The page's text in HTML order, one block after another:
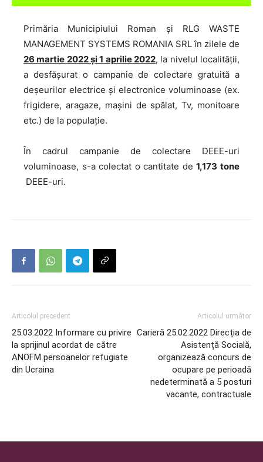
Primăria Municipiului Roman și RLG WASTE
MANAGEMENT SYSTEMS ROMANIA SRL în zilele de
26 martie 2022 și 1 aprilie 2022, la nivelul localității,
a desfășurat o campanie de colectare gratuită a
deșeurilor electrice și electronice voluminoase (ex.
frigidere, aragaze, mașini de spălat, Tv, monitoare
etc.) de la populație.
În cadrul campanie de colectare DEEE-uri
voluminoase, s-a colectat o cantitate de1,173 tone
DEEE-uri.
Articolul precedent
25.03.2022 Informare cu privire
la sprijinul acordat de către
ANOFM persoanelor refugiate
din Ucraina
Articolul următor
Carieră 25.02.2022 Direcția de
Asistență Socială,
organizează concurs de
ocupare pe perioadă
nedeterminată a 5 posturi
vacante, contractuale